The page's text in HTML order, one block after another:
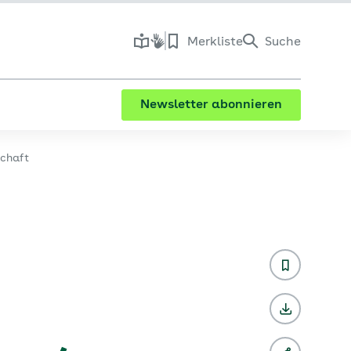
Merkliste Suche
Newsletter abonnieren